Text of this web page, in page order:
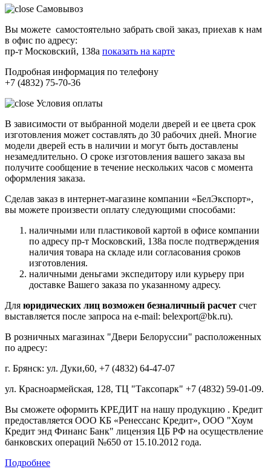
Самовывоз
Вы можете самостоятельно забрать свой заказ, приехав к нам
в офис по адресу:
пр-т Московский, 138а показать на карте
Подробная информация по телефону
+7 (4832) 75-70-36
Условия оплаты
В зависимости от выбранной модели дверей и ее цвета срок
изготовления может составлять до 30 рабочих дней. Многие
модели дверей есть в наличии и могут быть доставлены
незамедлительно. О сроке изготовления вашего заказа вы
получите сообщение в течение нескольких часов с момента
оформления заказа.
Сделав заказ в интернет-магазине компании «БелЭкспорт»,
вы можете произвести оплату следующими способами:
наличными или пластиковой картой в офисе компании
по адресу пр-т Московский, 138а после подтверждения
наличия товара на складе или согласования сроков
изготовления.
наличными деньгами экспедитору или курьеру при
доставке Вашего заказа по указанному адресу.
Для юридических лиц возможен безналичный расчет счет
выставляется после запроса на e-mail: belexport@bk.ru).
В розничных магазинах "Двери Белоруссии" расположенных
по адресу:
г. Брянск: ул. Дуки,60, +7 (4832) 64-47-07
ул. Красноармейская, 128, ТЦ "Таксопарк" +7 (4832) 59-01-09.
Вы сможете оформить КРЕДИТ на нашу продукцию . Кредит
предоставляется ООО КБ «Ренессанс Кредит», ООО "Хоум
Кредит энд Финанс Банк" лицензия ЦБ РФ на осуществление
банковских операций №650 от 15.10.2012 года.
Подробнее